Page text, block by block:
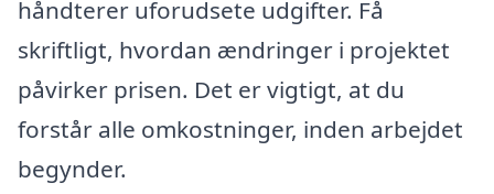
håndterer uforudsete udgifter. Få
skriftligt, hvordan ændringer i projektet
påvirker prisen. Det er vigtigt, at du
forstår alle omkostninger, inden arbejdet
begynder.